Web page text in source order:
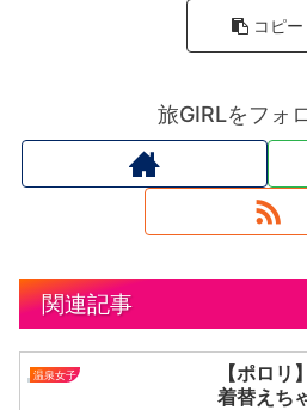
コピー
旅GIRLをフォ
関連記事
温泉女子
【ポロ
着替えち